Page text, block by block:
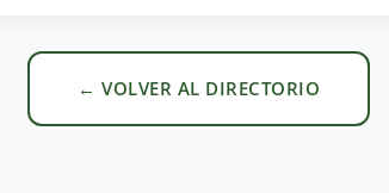
← VOLVER AL DIRECTORIO